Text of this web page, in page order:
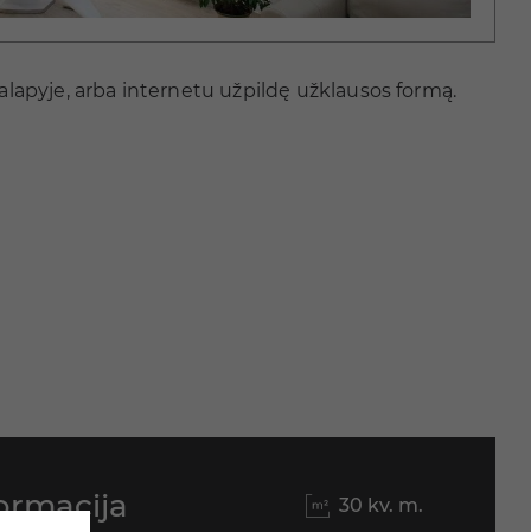
arba internetu užpildę užklausos formą.
30 kv. m.